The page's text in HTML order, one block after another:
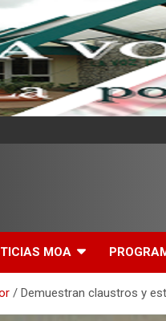
MOA
Demuestran claustros y